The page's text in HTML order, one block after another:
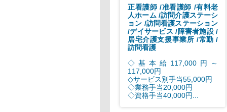
正看護師 准看護師 有料老
人ホーム 訪問介護ステーシ
ョン 訪問看護ステーション
デイサービス
障害者施設
居宅介護支援事業所 常勤
訪問看護
◇基本給117,000円～
117,000円
◇サービス別手当55,000円
◇業務手当20,000円
◇資格手当40,000円...